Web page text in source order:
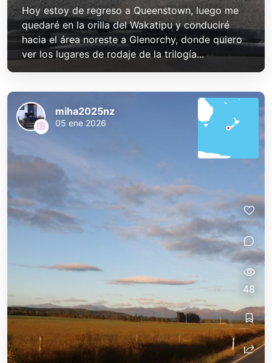
Hoy estoy de regreso a Queenstown, luego me
quedaré en la orilla del Wakatipu y conduciré
hacia el área noreste a Glenorchy, donde quiero
ver los lugares de rodaje de la trilogía...
miha2025nz
05 ene 2026
48